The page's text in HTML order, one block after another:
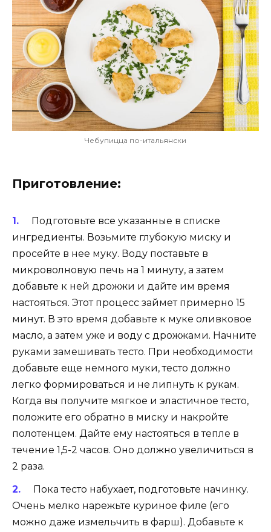
Чебупицца по-итальянски
Приготовление:
Подготовьте все указанные в списке
ингредиенты. Возьмите глубокую миску и
просейте в нее муку. Воду поставьте в
микроволновую печь на 1 минуту, а затем
добавьте к ней дрожжи и дайте им время
настояться. Этот процесс займет примерно 15
минут. В это время добавьте к муке оливковое
масло, а затем уже и воду с дрожжами. Начните
руками замешивать тесто. При необходимости
добавьте еще немного муки, тесто должно
легко формироваться и не липнуть к рукам.
Когда вы получите мягкое и эластичное тесто,
положите его обратно в миску и накройте
полотенцем. Дайте ему настояться в тепле в
течение 1,5-2 часов. Оно должно увеличиться в
2 раза.
Пока тесто набухает, подготовьте начинку.
Очень мелко нарежьте куриное филе (его
можно даже измельчить в фарш). Добавьте к